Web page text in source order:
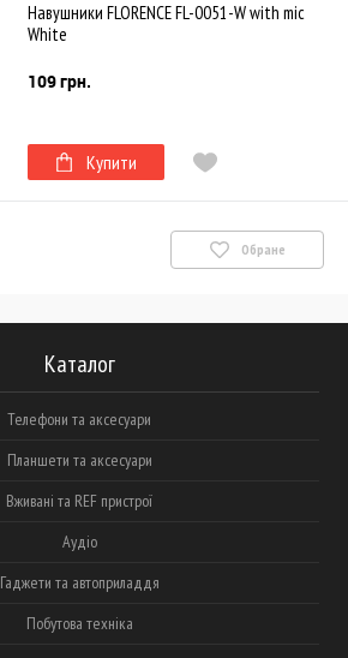
Навушники FLORENCE FL-0051-W with mic
White
109 грн.
Купити
Обране
Каталог
Телефони та аксесуари
Планшети та аксесуари
Вживані та REF пристрої
Аудіо
Гаджети та автоприладдя
Побутова техніка